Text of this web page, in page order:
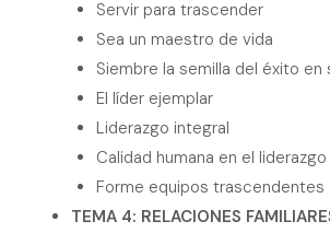
Servir para trascender
Sea un maestro de vida
Siembre la semilla del éxito en
El líder ejemplar
Liderazgo integral
Calidad humana en el liderazgo
Forme equipos trascendentes
TEMA 4: RELACIONES